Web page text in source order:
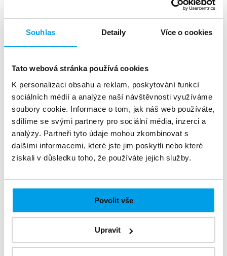
Souhlas Detaily Více o cookies
Tato webová stránka používá cookies
K personalizaci obsahu a reklam, poskytování funkcí
sociálních médií a analýze naší návštěvnosti využíváme
soubory cookie. Informace o tom, jak náš web používáte,
sdílíme se svými partnery pro sociální média, inzerci a
analýzy. Partneři tyto údaje mohou zkombinovat s
dalšími informacemi, které jste jim poskytli nebo které
získali v důsledku toho, že používáte jejich služby.
Povolit vše
Upravit
Publikujete vlastní časopis, magazín či noviny?
požadujete její předplatné? Využijte možnosti
zprávy.
Výběr poplatků